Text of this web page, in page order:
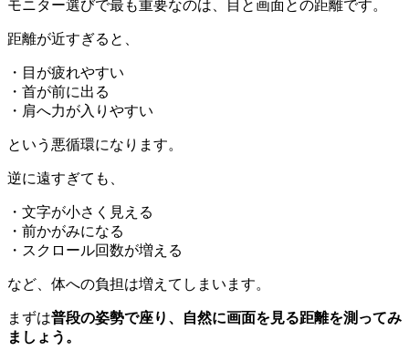
モニター選びで最も重要なのは、目と画面との距離です。
距離が近すぎると、
・目が疲れやすい
・首が前に出る
・肩へ力が入りやすい
という悪循環になります。
逆に遠すぎても、
・文字が小さく見える
・前かがみになる
・スクロール回数が増える
など、体への負担は増えてしまいます。
まずは普段の姿勢で座り、自然に画面を見る距離を測ってみ
ましょう。